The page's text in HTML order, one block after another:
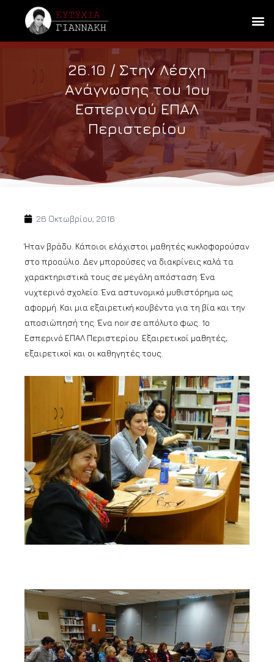
26.10 / Στην Λέσχη
Ανάγνωσης του 1ου
Εσπερινού ΕΠΑΛ
Περιστερίου
26 Οκτωβρίου, 2016
Ήταν βράδυ. Κάποιοι ελάχιστοι μαθητές κυκλοφορούσαν
στο προαύλιο. Δεν μπορούσες να διακρίνεις καλά τα
χαρακτηριστικά τους σε μεγάλη απόσταση. Ένα
νυχτερινό σχολείο. Ένα αστυνομικό μυθιστόρημα ως
αφορμή. Και μια εξαιρετική κουβέντα για τη βία και την
αποσιώπησή της. Ένα noir σε απόλυτο φως. 1ο
Εσπερινό ΕΠΑΛ Περιστερίου. Εξαιρετικοί μαθητές,
εξαιρετικοί και οι καθηγητές τους.